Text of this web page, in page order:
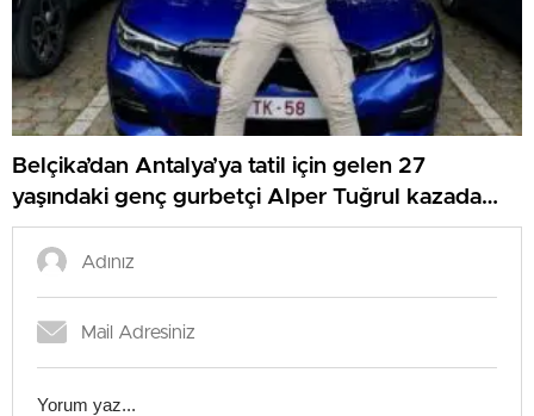
Belçika’dan Antalya’ya tatil için gelen 27
yaşındaki genç gurbetçi Alper Tuğrul kazada
hayatını kaybetti